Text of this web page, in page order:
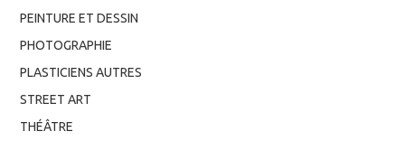
PEINTURE ET DESSIN
PHOTOGRAPHIE
PLASTICIENS AUTRES
STREET ART
THÉÂTRE